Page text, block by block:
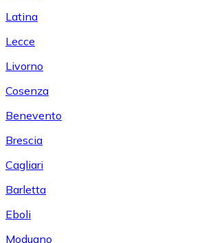
Latina
Lecce
Livorno
Cosenza
Benevento
Brescia
Cagliari
Barletta
Eboli
Modugno